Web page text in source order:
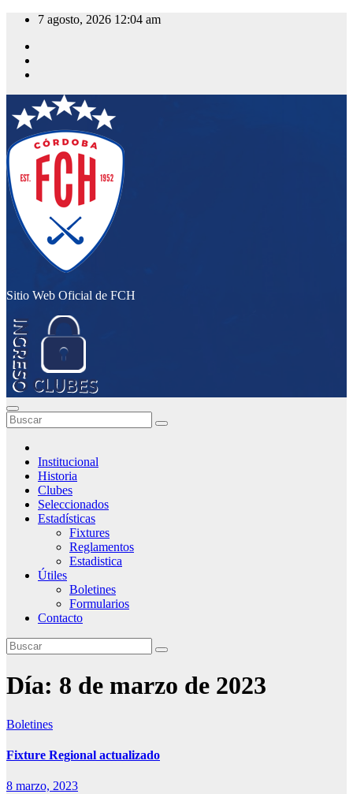
Saltar
contenido
7 agosto, 2026 12:04 am
Sitio Web Oficial de FCH
Institucional
Historia
Clubes
Seleccionados
Estadísticas
Fixtures
Reglamentos
Estadistica
Útiles
Boletines
Formularios
Contacto
Día: 8 de marzo de 2023
Boletines
Fixture Regional actualizado
8 marzo, 2023